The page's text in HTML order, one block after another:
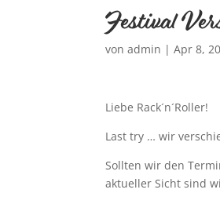
Festival
vonadmin |Apr 8,
Liebe Rack´n´Roller!
Last try … wir
Sollten wir den
aktueller Sicht sind